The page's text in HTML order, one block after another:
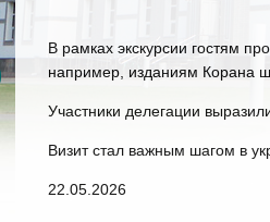
В рамках экскурсии гостям
например, изданиям Корана
Участники делегации
Визит стал важным шагом в
22.05.2026